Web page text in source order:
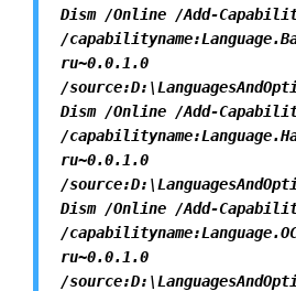
Dism /Online /Add-
/
ru~0.0.1.0
/
Dism /Online /Add-
/
ru~0.0.1.0
/
Dism /Online /Add-
/
ru~0.0.1.0
/